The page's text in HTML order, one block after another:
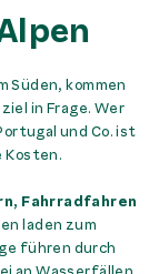
Süden, kommen
in Frage. Wer
und Co. ist
Kosten.
Fahrradfahren
laden zum
führen durch